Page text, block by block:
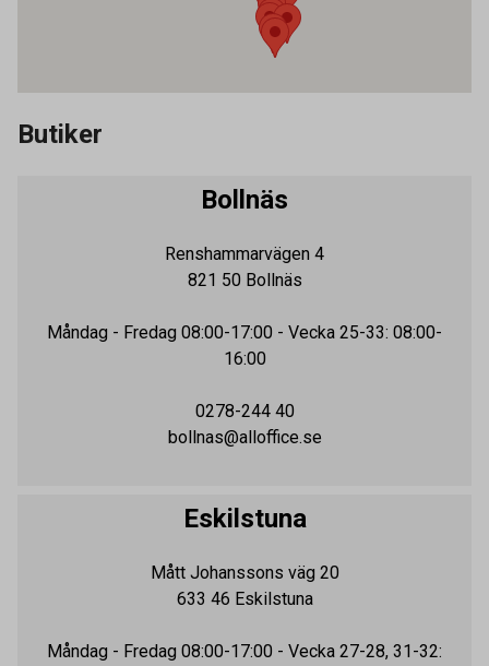
Butiker
Bollnäs
Renshammarvägen 4
821 50 Bollnäs
Måndag - Fredag 08:00-17:00 - Vecka 25-33: 08:00-
16:00
0278-244 40
bollnas@alloffice.se
Eskilstuna
Mått Johanssons väg 20
633 46 Eskilstuna
Måndag - Fredag 08:00-17:00 - Vecka 27-28, 31-32: